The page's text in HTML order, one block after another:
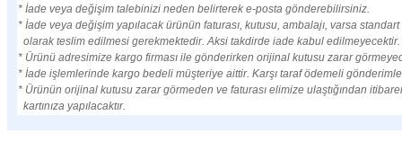
* İade veya değişim talebinizi neden belirterek e-posta gönderebilirsiniz.
* İade veya değişim yapılacak ürünün faturası, kutusu, ambalajı, varsa
olarak teslim edilmesi gerekmektedir. Aksi takdirde iade kabul edilmeyecektir.
* Ürünü adresimize kargo firması ile gönderirken orijinal kutusu zarar
* İade işlemlerinde kargo bedeli müşteriye aittir. Karşı taraf ödemeli
* Ürünün orijinal kutusu zarar görmeden ve faturası elimize ulaştığından
kartınıza yapılacaktır.